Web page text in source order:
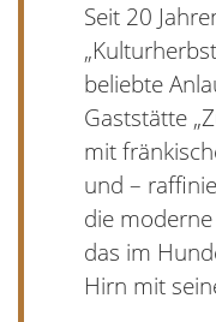
Seit 20
beliebte
Gaststätte
mit
und –
die
das im
Hirn mit